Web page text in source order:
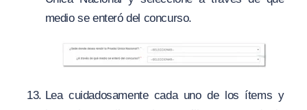
medio se enteró del concurso.
Lea cuidadosamente cada uno de los ítems y